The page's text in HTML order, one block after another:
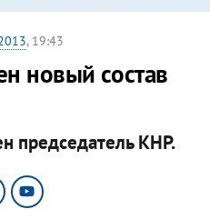
, 19:43
новый состав
председатель КНР.